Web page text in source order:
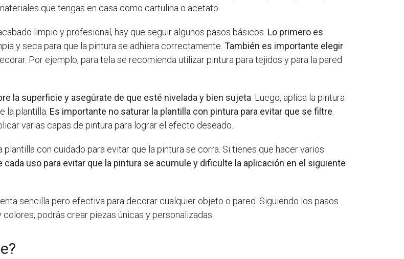
que tengas en casa como cartulina o acetato.
limpio y profesional, hay que seguir algunos pasos básicos. Lo primero es
y seca para que la pintura se adhiera correctamente.También es importante elegir
Por ejemplo, para tela se recomienda utilizar pintura para tejidos y para la pared
la superficie y asegúrate de que esté nivelada y bien sujeta . Luego, aplica la pintura
la plantilla. Es importante no saturar la plantilla con pintura para evitar que se filtre
varias capas de pintura para lograr el efecto deseado.
con cuidado para evitar que la pintura se corra. Si tienes que hacer varios
uso para evitar que la pintura se acumule y dificulte la aplicación en el siguiente
sencilla pero efectiva para decorar cualquier objeto o pared. Siguiendo los pasos
podrás crear piezas únicas y personalizadas.